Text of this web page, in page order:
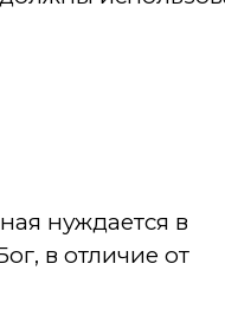
нуждается в
в отличие от